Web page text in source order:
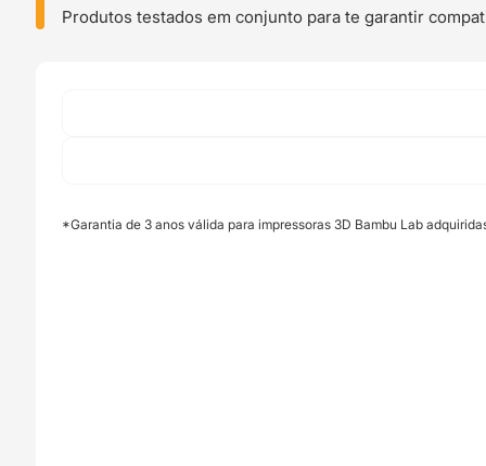
-
Produtos testados em conjunto para te garantir
*Garantia de 3 anos válida para impressoras 3D Bambu Lab